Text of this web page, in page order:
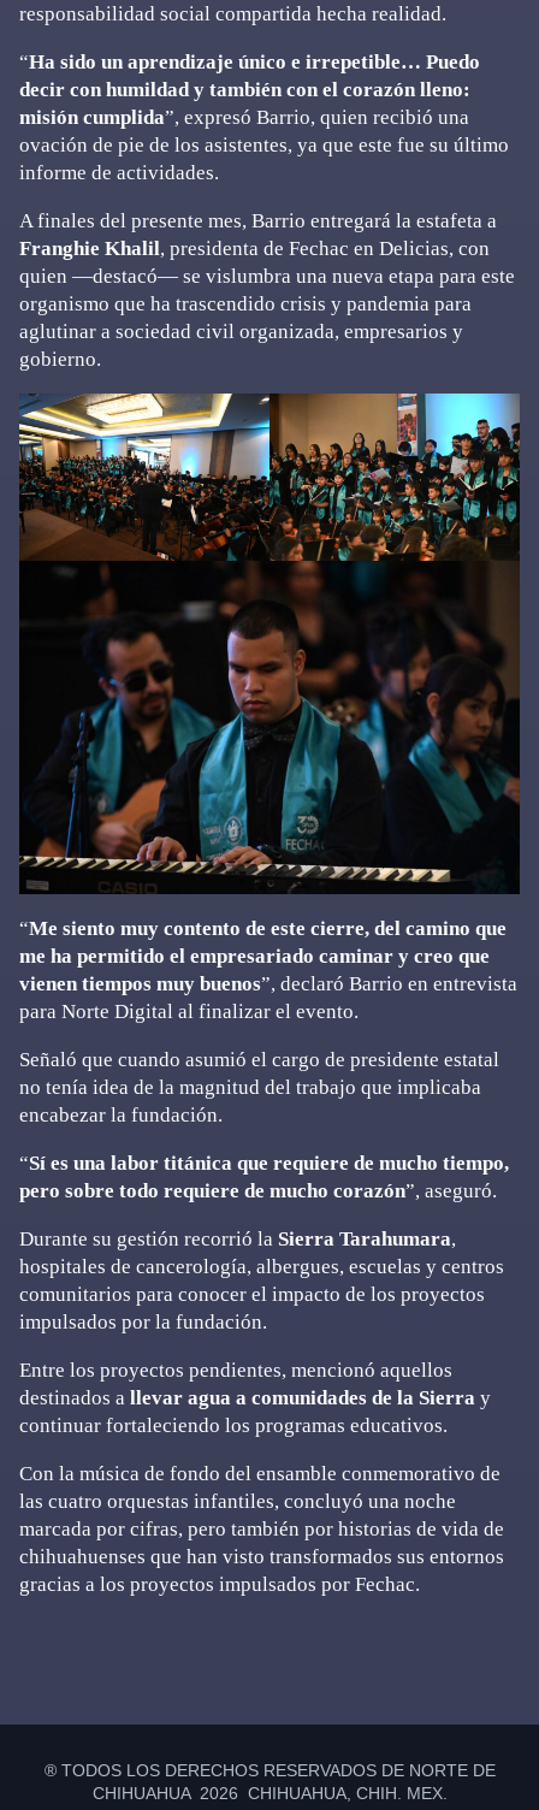
responsabilidad social compartida hecha realidad.
“Ha sido un aprendizaje único e irrepetible… Puedo
decir con humildad y también con el corazón lleno:
misión cumplida”, expresó Barrio, quien recibió una
ovación de pie de los asistentes, ya que este fue su último
informe de actividades.
A finales del presente mes, Barrio entregará la estafeta a
Franghie Khalil, presidenta de Fechac en Delicias, con
quien —destacó— se vislumbra una nueva etapa para este
organismo que ha trascendido crisis y pandemia para
aglutinar a sociedad civil organizada, empresarios y
gobierno.
“Me siento muy contento de este cierre, del camino que
me ha permitido el empresariado caminar y creo que
vienen tiempos muy buenos”, declaró Barrio en entrevista
para Norte Digital al finalizar el evento.
Señaló que cuando asumió el cargo de presidente estatal
no tenía idea de la magnitud del trabajo que implicaba
encabezar la fundación.
“Sí es una labor titánica que requiere de mucho tiempo,
pero sobre todo requiere de mucho corazón”, aseguró.
Durante su gestión recorrió la Sierra Tarahumara,
hospitales de cancerología, albergues, escuelas y centros
comunitarios para conocer el impacto de los proyectos
impulsados por la fundación.
Entre los proyectos pendientes, mencionó aquellos
destinados a llevar agua a comunidades de la Sierra y
continuar fortaleciendo los programas educativos.
Con la música de fondo del ensamble conmemorativo de
las cuatro orquestas infantiles, concluyó una noche
marcada por cifras, pero también por historias de vida de
chihuahuenses que han visto transformados sus entornos
gracias a los proyectos impulsados por Fechac.
® TODOS LOS DERECHOS RESERVADOS DE NORTE DE
CHIHUAHUA 2026 CHIHUAHUA, CHIH. MEX.